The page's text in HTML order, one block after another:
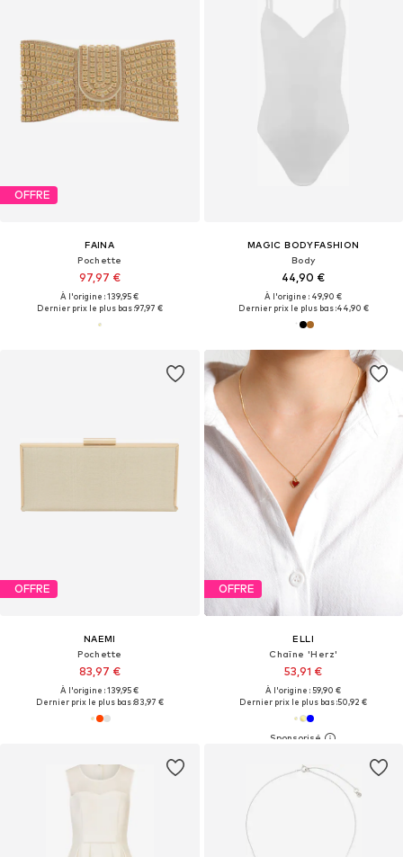
OFFRE
FAINA
Pochette
97,97 €
À l'origine : 139,95 €
Dernier prix le plus bas :97,97 €
MAGIC BODYFASHION
Body
44,90 €
À l'origine : 49,90 €
Dernier prix le plus bas :44,90 €
OFFRE
NAEMI
Pochette
83,97 €
À l'origine : 139,95 €
Dernier prix le plus bas :83,97 €
OFFRE
ELLI
Chaîne 'Herz'
53,91 €
À l'origine : 59,90 €
Dernier prix le plus bas :50,92 €